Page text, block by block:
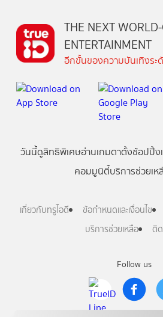
Follow us
Copyright © True Digital Group
THE NEXT
ENTERTAINMENT
อีกขั้นของความบันเทิงระ
วันนี้ดูสิทธิพิเศษอ่านเกมตาตั้งช้อปปิ้ง
คอมมูนิตี้บริการช่วยเห
เกี่ยวกับทรูไอดี ข้อกำหนดและเงื่อนไข
บริการช่วยเหลือ
ติ